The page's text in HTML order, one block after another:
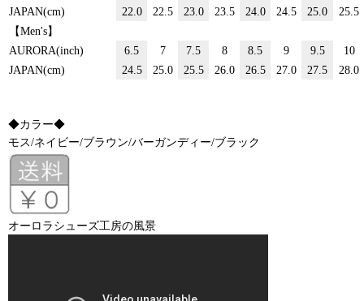
JAPAN(cm)
22.0 22.5 23.0 23.5 24.0 24.5 25.0
25.5
【Men's】
AURORA(inch)
6.5 7 7.5 8 8.5 9 9.5
10
JAPAN(cm)
24.5 25.0 25.5 26.0 26.5 27.0 27.5 28.0
◆カラー◆
モス/ネイビー/ブラウン/バーガンディー/ブラック
オーロラシューズ工房の風景